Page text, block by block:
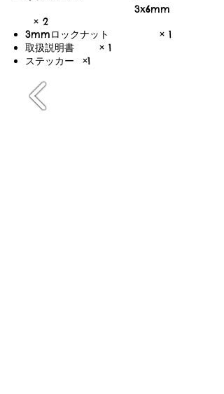
3x6mm
× 2
3mmロックナット × 1
取扱説明書 × 1
ステッカー ×1